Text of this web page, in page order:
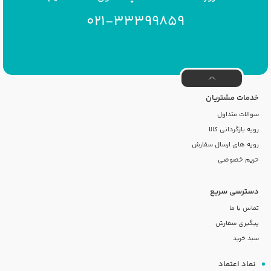
021-33399859
خدمات مشتریان
سوالات متداول
رویه بازگردانی کالا
رویه های ارسال سفارش
حریم خصوصی
دسترسی سریع
تماس با ما
پیگیری سفارش
سبد خرید
نماد اعتماد